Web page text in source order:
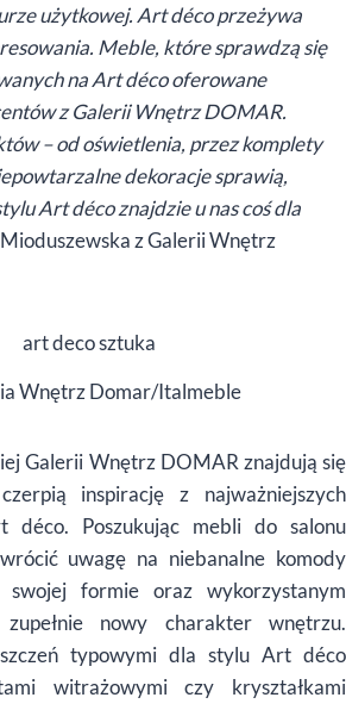
użytkowej. Art déco przeżywa
Meble, które sprawdzą się
na Art déco oferowane
z Galerii Wnętrz DOMAR.
– od oświetlenia, przez komplety
dekoracje sprawią,
Art déco znajdzie u nas coś dla
z Galerii Wnętrz
Wnętrz Domar/Italmeble
Galerii Wnętrz DOMAR znajdują się
inspirację z najważniejszych
déco. Poszukując mebli do salonu
uwagę na niebanalne komody
formie oraz wykorzystanym
zupełnie nowy charakter wnętrzu.
typowymi dla stylu Art déco
witrażowymi czy kryształkami